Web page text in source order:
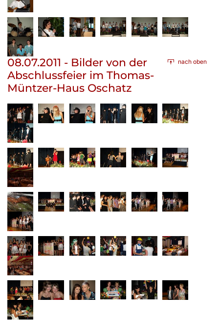
nach oben
08.07.2011 - Bilder von der
Abschlussfeier im Thomas-
Müntzer-Haus Oschatz